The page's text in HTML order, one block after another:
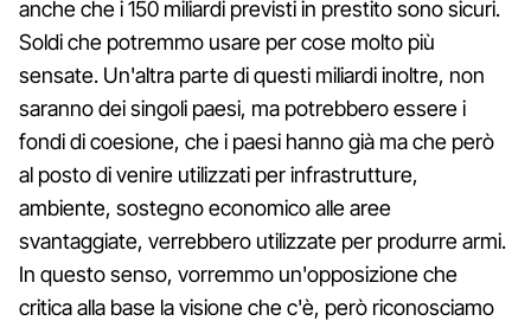
anche che i 150 miliardi previsti in prestito sono sicuri.
Soldi che potremmo usare per cose molto più
sensate. Un'altra parte di questi miliardi inoltre, non
saranno dei singoli paesi, ma potrebbero essere i
fondi di coesione, che i paesi hanno già ma che però
al posto di venire utilizzati per infrastrutture,
ambiente, sostegno economico alle aree
svantaggiate, verrebbero utilizzate per produrre armi.
In questo senso, vorremmo un'opposizione che
critica alla base la visione che c'è, però riconosciamo